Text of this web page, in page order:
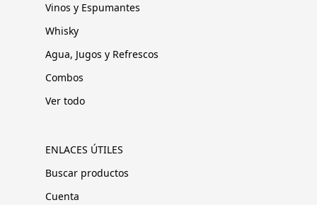
Vinos y Espumantes
Whisky
Agua, Jugos y Refrescos
Combos
Ver todo
ENLACES ÚTILES
Buscar productos
Cuenta